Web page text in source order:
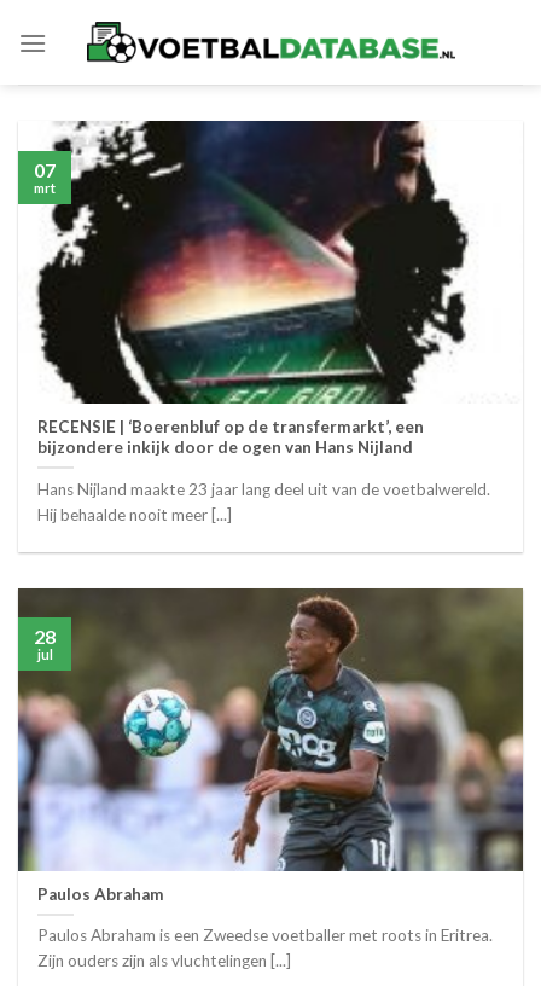
RECENSIE | ‘Boerenbluf op de transfermarkt’, een
bijzondere inkijk door de ogen van Hans Nijland
Hans Nijland maakte 23 jaar lang deel uit van de voetbalwereld.
Hij behaalde nooit meer [...]
07
mrt
Paulos Abraham
Paulos Abraham is een Zweedse voetballer met roots in Eritrea.
Zijn ouders zijn als vluchtelingen [...]
28
jul